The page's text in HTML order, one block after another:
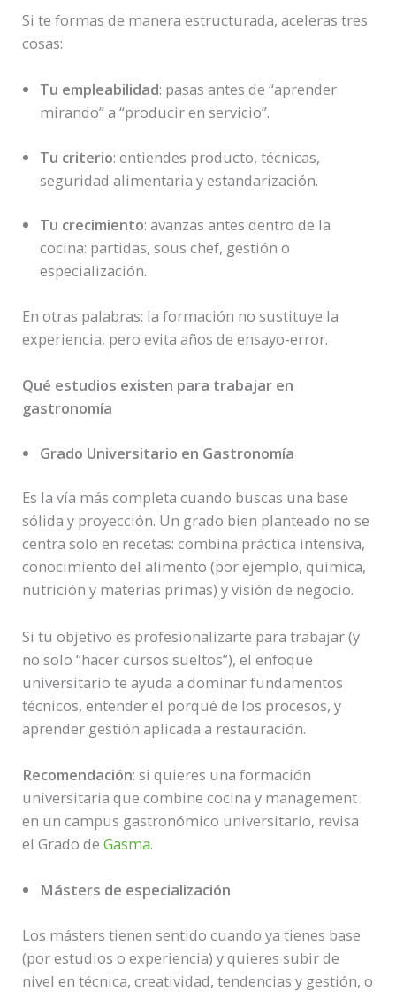
Si te formas de manera estructurada, aceleras tres
cosas:
Tu empleabilidad: pasas antes de “aprender
mirando” a “producir en servicio”.
Tu criterio: entiendes producto, técnicas,
seguridad alimentaria y estandarización.
Tu crecimiento: avanzas antes dentro de la
cocina: partidas, sous chef, gestión o
especialización.
En otras palabras: la formación no sustituye la
experiencia, pero evita años de ensayo-error.
Qué estudios existen para trabajar en
gastronomía
Grado Universitario en Gastronomía
Es la vía más completa cuando buscas una base
sólida y proyección. Un grado bien planteado no se
centra solo en recetas: combina práctica intensiva,
conocimiento del alimento (por ejemplo, química,
nutrición y materias primas) y visión de negocio.
Si tu objetivo es profesionalizarte para trabajar (y
no solo “hacer cursos sueltos”), el enfoque
universitario te ayuda a dominar fundamentos
técnicos, entender el porqué de los procesos, y
aprender gestión aplicada a restauración.
Recomendación: si quieres una formación
universitaria que combine cocina y management
en un campus gastronómico universitario, revisa
el Grado deGasma.
Másters de especialización
Los másters tienen sentido cuando ya tienes base
(por estudios o experiencia) y quieres subir de
nivel en técnica, creatividad, tendencias y gestión, o